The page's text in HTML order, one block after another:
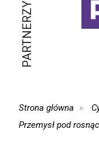
PARTNERZY
Strona główna
Przemysł pod